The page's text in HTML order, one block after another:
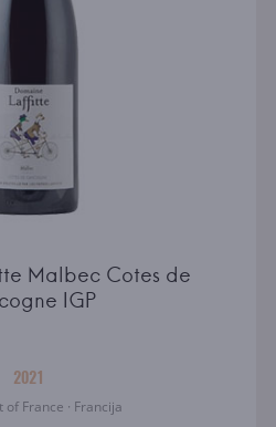
Malbec Cotes de
IGP
2021
of France · Francija